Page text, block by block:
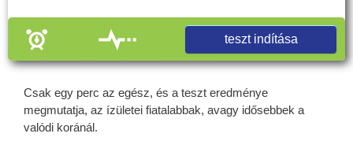
teszt indítása
Csak egy perc az egész, és a teszt eredménye
megmutatja, az ízületei fiatalabbak, avagy idősebbek a
valódi koránál.